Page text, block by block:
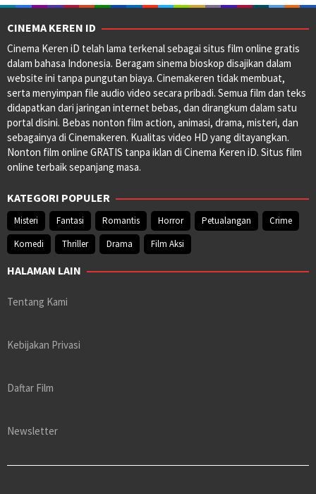
CINEMA KEREN ID
Cinema Keren iD telah lama terkenal sebagai situs film online gratis
dalam bahasa Indonesia. Beragam sinema bioskop disajikan dalam
website ini tanpa pungutan biaya. Cinemakeren tidak membuat,
serta menyimpan file audio video secara pribadi. Semua film dan teks
didapatkan dari jaringan internet bebas, dan dirangkum dalam satu
portal disini. Bebas nonton film action, animasi, drama, misteri, dan
sebagainya di Cinemakeren. Kualitas video HD yang ditayangkan.
Nonton film online GRATIS tanpa iklan di Cinema Keren iD. Situs film
online terbaik sepanjang masa.
KATEGORI POPULER
Misteri Fantasi Romantis Horror Petualangan
Crime
Komedi
Thriller Drama Film Aksi
HALAMAN LAIN
Tentang Kami
Kebijakan Privasi
Daftar Film
Newsletter